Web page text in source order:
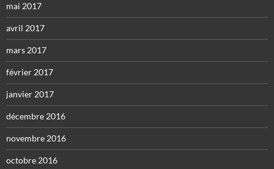
mai 2017
avril 2017
mars 2017
février 2017
janvier 2017
décembre 2016
novembre 2016
octobre 2016